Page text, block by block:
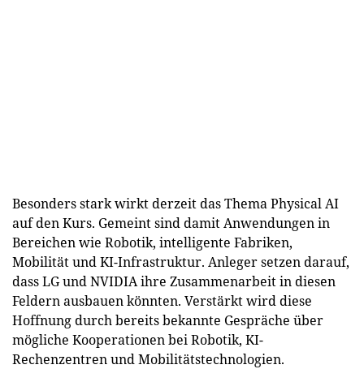
Besonders stark wirkt derzeit das Thema Physical AI
auf den Kurs. Gemeint sind damit Anwendungen in
Bereichen wie Robotik, intelligente Fabriken,
Mobilität und KI-Infrastruktur. Anleger setzen darauf,
dass LG und NVIDIA ihre Zusammenarbeit in diesen
Feldern ausbauen könnten. Verstärkt wird diese
Hoffnung durch bereits bekannte Gespräche über
mögliche Kooperationen bei Robotik, KI-
Rechenzentren und Mobilitätstechnologien.